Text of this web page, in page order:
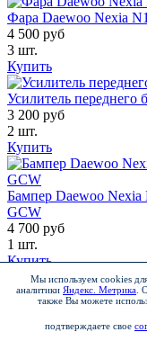
Фара Daewoo Nexia
4 500 руб
3 шт.
Купить
Усилитель переднего
3 200 руб
2 шт.
Купить
Бампер Daewoo
GCW
4 700 руб
1 шт.
Купить
Бампер Daewoo
6 500 руб
от 3 дн.
Мы используем cookies
аналитики Яндекс. Метрика
также Вы можете
подтверждаете свое